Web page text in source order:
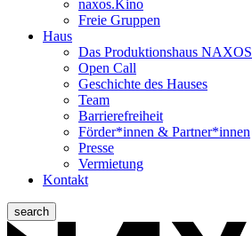
naxos.Kino
Freie Gruppen
Haus
Das Produktionshaus NAXOS
Open Call
Geschichte des Hauses
Team
Barrierefreiheit
Förder*innen & Partner*innen
Presse
Vermietung
Kontakt
search